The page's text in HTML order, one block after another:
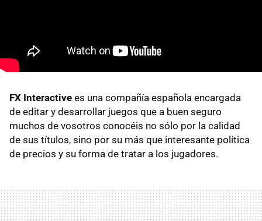
FX Interactive es una compañía española encargada
de editar y desarrollar juegos que a buen seguro
muchos de vosotros conocéis no sólo por la calidad
de sus títulos, sino por su más que interesante política
de precios y su forma de tratar a los jugadores.